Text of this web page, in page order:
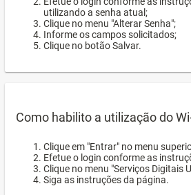
utilizando a senha atual;
Clique no menu "Alterar Senha";
Informe os campos solicitados;
Clique no botão Salvar.
Como habilito a utilização do
Clique em "Entrar" no menu
Efetue o login conforme as
Clique no menu "Serviços Digitais
Siga as instruções da página.